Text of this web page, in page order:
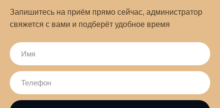
Запишитесь на приём прямо сейчас, администратор
свяжется с вами и подберёт удобное время